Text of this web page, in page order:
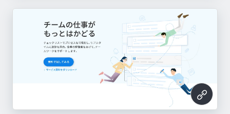
Pace
https://paces.jp/
このサイトのパーツ一覧へ
https://www.smart-meeting.jp/
このサイトのパーツ一覧へ
https://timerex.net/
このサイトのパーツ一覧へ
https://sonar-ats.jp/
このサイトのパーツ一覧へ
https://biztel.jp/
このサイトのパーツ一覧へ
We for Remote Work
https://we-r.laboratik.com/
このサイトのパーツ一覧へ
Anyflow
https://anyflow.jp/
このサイトのパーツ一覧へ
このサイトのパーツ一覧へ
https://www.invoy.jp/
このサイトのパーツ一覧へ
App Ape
https://ja.appa.pe/
このサイトのパーツ一覧へ
このサイトのパーツ一覧へ
https://sweeep.ai/
このサイトのパーツ一覧へ
https://freshdesk.com/jp/
このサイトのパーツ一覧へ
このサイトのパーツ一覧へ
JANDI
https://vws-biz.com/jandi/
このサイトのパーツ一覧へ
https://hopstar.jp/
このサイトのパーツ一覧へ
メリービズ
https://merrybiz.jp/
このサイトのパーツ一覧へ
https://helpfeel.com/
このサイトのパーツ一覧へ
https://materials.8card.net/for-company/comp
any-premium/
このサイトのパーツ一覧へ
このサイトのパーツ一覧へ